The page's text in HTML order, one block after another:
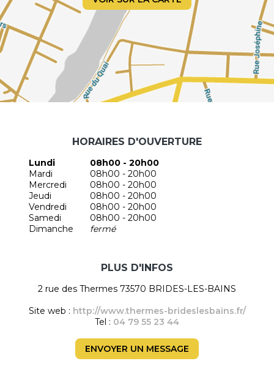
HORAIRES D'OUVERTURE
Lundi
08h00 - 20h00
Mardi
08h00 - 20h00
Mercredi
08h00 - 20h00
Jeudi
08h00 - 20h00
Vendredi
08h00 - 20h00
Samedi
08h00 - 20h00
Dimanche
fermé
PLUS D'INFOS
2 rue des Thermes 73570 BRIDES-LES-BAINS
Site web : http://www.thermes-brideslesbains.fr/
Tel : 04 79 55 23 44
ENVOYER UN MESSAGE